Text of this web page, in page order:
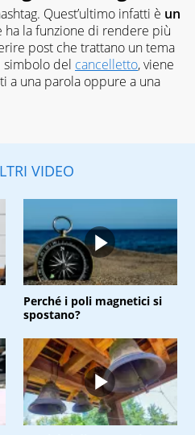
Quest’ultimo infatti è un
ha la funzione di rendere più
post che trattano un tema
simbolo del cancelletto, viene
a una parola oppure a una
VIDEO
Perché i poli magnetici si
spostano?